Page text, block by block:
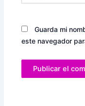
Guarda mi
este navegador